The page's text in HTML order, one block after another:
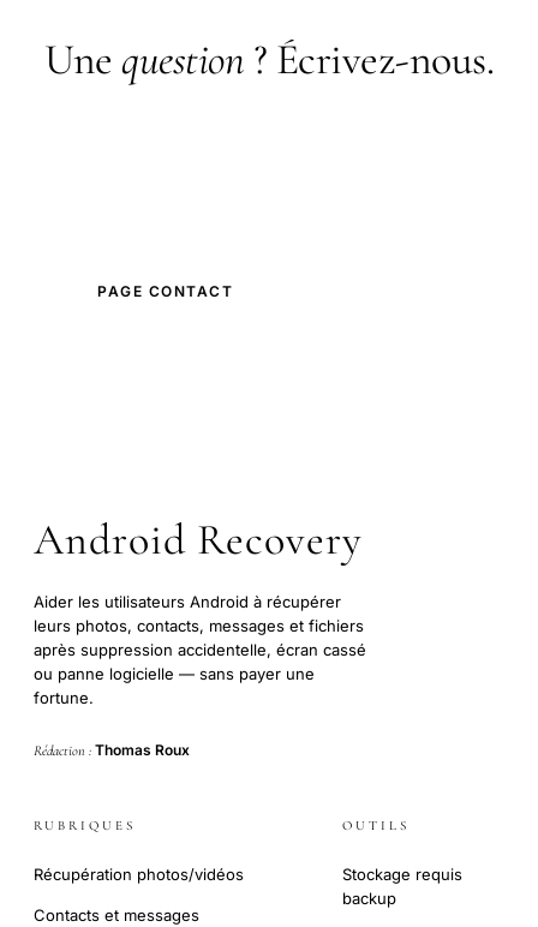
Une question ? Écrivez-nous.
PAGE CONTACT
Android Recovery
Aider les utilisateurs Android à récupérer
leurs photos, contacts, messages et fichiers
après suppression accidentelle, écran cassé
ou panne logicielle — sans payer une
fortune.
Rédaction : Thomas Roux
RUBRIQUES
Récupération photos/vidéos
Contacts et messages
OUTILS
Stockage requis
backup